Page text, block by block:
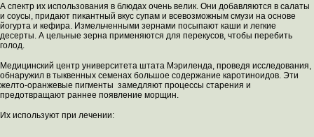
А спектр их использования в блюдах очень велик. Они добавляются в салаты
и соусы, придают пикантный вкус супам и всевозможным смузи на основе
йогурта и кефира. Измельченными зернами посыпают каши и легкие
десерты. А цельные зерна применяются для перекусов, чтобы перебить
голод.
Медицинский центр университета штата Мэриленда, проведя исследования,
обнаружил в тыквенных семенах большое содержание каротиноидов. Эти
желто-оранжевые пигменты замедляют процессы старения и
предотвращают раннее появление морщин.
Их используют при лечении: